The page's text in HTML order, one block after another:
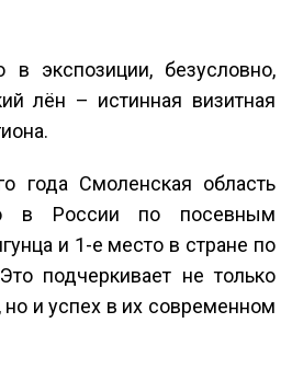
в экспозиции, безусловно,
лён – истинная визитная
года Смоленская область
в России по посевным
и 1-е место в стране по
подчеркивает не только
но и успех в их современном